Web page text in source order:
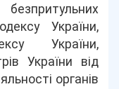
України,
України,
України від
органів